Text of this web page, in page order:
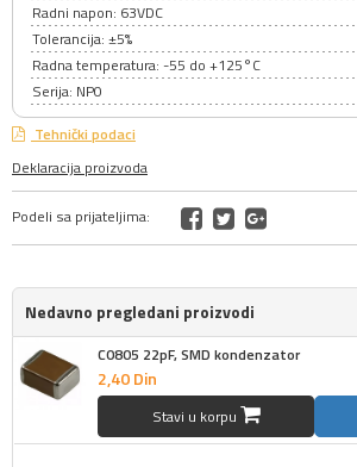
Radni napon: 63VDC
Tolerancija: ±5%
Radna temperatura: -55 do +125°C
Serija: NP0
Tehnički podaci
Deklaracija proizvoda
Podeli sa prijateljima:
Nedavno pregledani proizvodi
C0805 22pF, SMD kondenzator
2,40Din
Stavi u korpu